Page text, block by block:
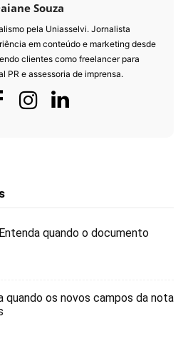
Souza
pela Uniasselvi. Jornalista
em conteúdo e marketing desde
clientes como freelancer para
PR e assessoria de imprensa.
quando o documento
quando os novos campos da nota